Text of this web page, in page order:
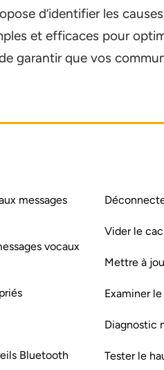
d’identifier les
et efficaces pour
garantir que vos
messages
vocaux
Bluetooth
Vider le
Mettre à
Examiner
Diagnostic
Tester le